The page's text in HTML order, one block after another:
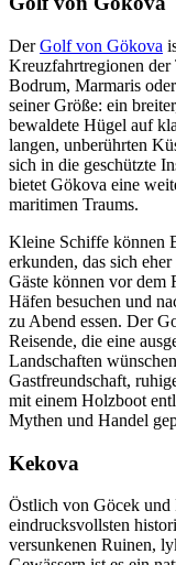
DerGolf von Gökova
Kreuzfahrtregionen
Bodrum, Marmaris
seiner Größe: ein
bewaldete Hügel auf
langen, unberührten
sich in die geschützte
bietet Gökova eine
maritimen Traums.
Kleine Schiffe können
erkunden, das sich
Gäste können vor dem
Häfen besuchen und
zu Abend essen. Der
Reisende, die eine
Landschaften
Gastfreundschaft,
mit einem Holzboot
Mythen und Handel
Kekova
Östlich von Göcek und
eindrucksvollsten
versunkenen Ruinen,